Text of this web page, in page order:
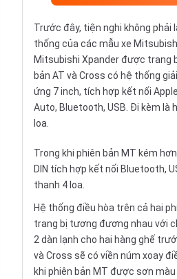
Trước đây, tiện nghi không phải
thống của các mẫu xe
Mitsubishi Xpander được trang
bản AT và Cross có hệ thống
ứng 7 inch, tích hợp kết nối
Auto, Bluetooth, USB. Đi kèm là
loa.
Trong khi phiên bản MT kém
DIN tích hợp kết nối Bluetooth,
thanh 4 loa.
Hệ thống điều hòa trên cả hai
trang bị tương đương nhau với
2 dàn lạnh cho hai hàng ghế
và Cross sẽ có viền núm xoay
khi phiên bản MT được sơn